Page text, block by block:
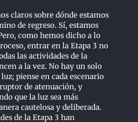
claros sobre dónde estamos
de regreso. Sí, estamos
como hemos dicho a lo
entrar en la Etapa 3 no
las actividades de la
a la vez. No hay un solo
piense en cada escenario
de atenuación, y
que la luz sea más
cautelosa y deliberada.
de la Etapa 3 han